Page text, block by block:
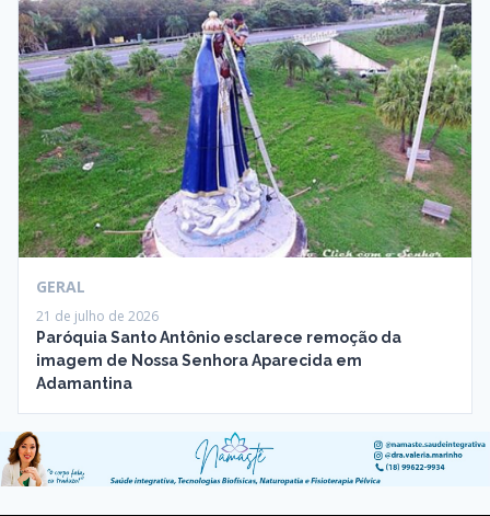
GERAL
21 de julho de 2026
Paróquia Santo Antônio esclarece remoção da
imagem de Nossa Senhora Aparecida em
Adamantina